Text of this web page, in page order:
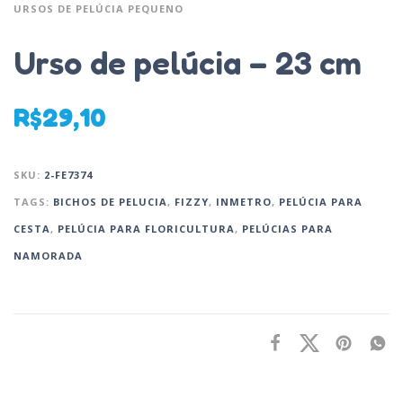
URSOS DE PELÚCIA PEQUENO
Urso de pelúcia – 23 cm
R$29,10
SKU: 2-FE7374
TAGS: BICHOS DE PELUCIA , FIZZY, INMETRO, PELÚCIA PARA
CESTA‎ , PELÚCIA PARA FLORICULTURA , PELÚCIAS PARA
NAMORADA